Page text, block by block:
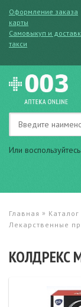
Оформление заказа
карты
Самовыкуп и
такси
Или воспользуйтесь
Главная » Каталог
Лекарственные
КОЛДРЕКС